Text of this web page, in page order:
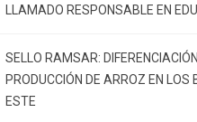
LLAMADO RESPONSABLE EN
SELLO RAMSAR:
PRODUCCIÓN DE ARROZ EN LOS
ESTE